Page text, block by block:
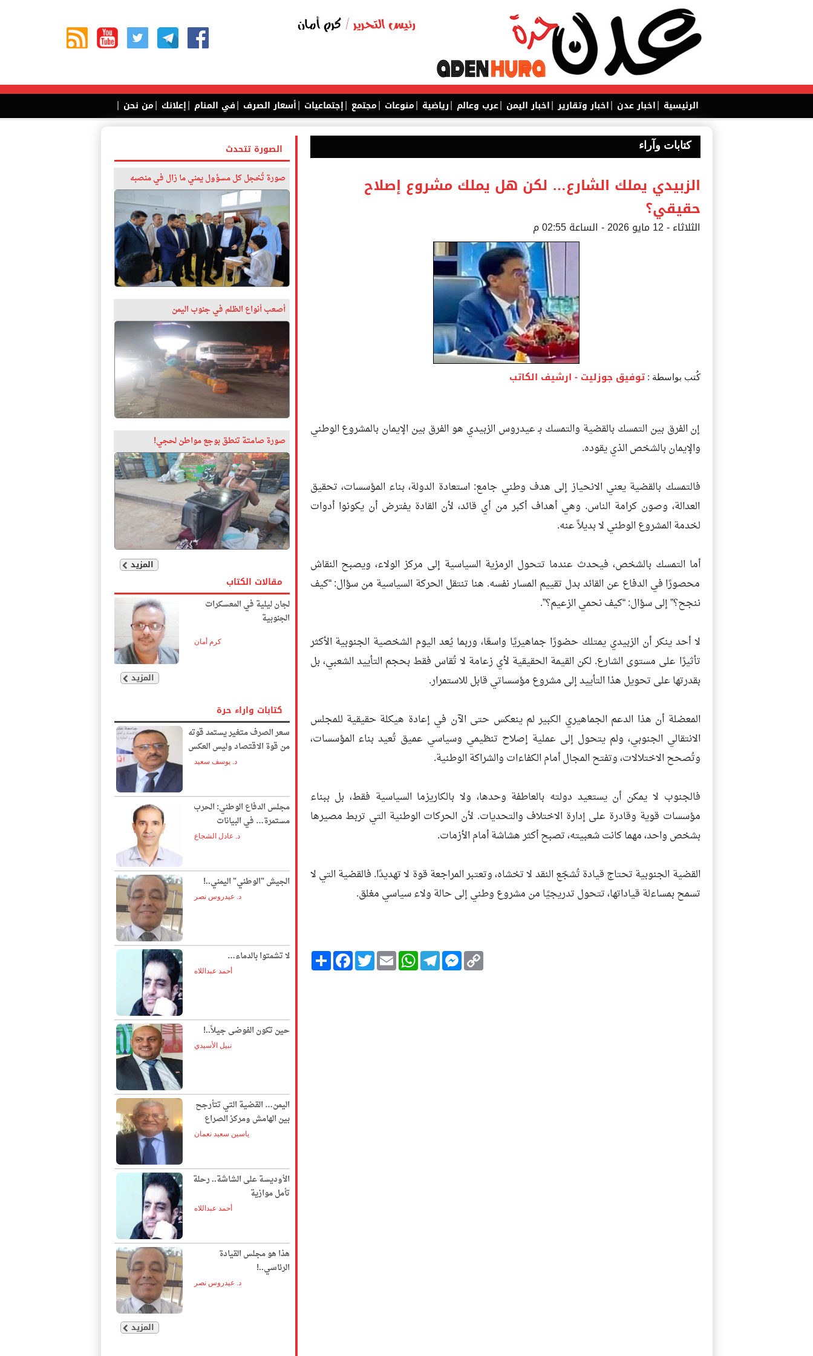
الرئيسية |اخبار عدن |اخبار وتقارير |اخبار اليمن |عرب وعالم |رياضية |منوعات |مجتمع |إجتماعيات |أسعار الصرف |في المنام |إعلانك |من نحن |
الصورة تتحدث
صورة تُخجل كل مسؤول يمني ما زال في منصبه
أصعب أنواع الظلم في جنوب اليمن
صورة صامتة تنطق بوجع مواطن لحجي!
المزيد
مقالات الكتاب
لجان ليلية في المعسكرات
الجنوبية
كرم أمان
المزيد
كتابات واراء حرة
سعر الصرف متغير يستمد قوته
من قوة الاقتصاد وليس العكس
د. يوسف سعيد
مجلس الدفاع الوطني: الحرب
مستمرة… في البيانات
د. عادل الشجاع
الجيش "الوطني" اليمني..!
د. عيدروس نصر
لا تشمتوا بالدماء…
أحمد عبداللاه
حين تكون الفوضى جيلاً..!
نبيل الأسيدي
اليمن… القضية التي تتأرجح
بين الهامش ومركز الصراع
ياسين سعيد نعمان
الأوديسة على الشاشة.. رحلة
تأمل موازية
أحمد عبداللاه
هذا هو مجلس القيادة
الرئاسي..!
د. عيدروس نصر
المزيد
كتابات وآراء
الزبيدي يملك الشارع… لكن هل يملك مشروع إصلاح
حقيقي؟
الثلاثاء - 12 مايو 2026 - الساعة 02:55 م
كُتب بواسطة :توفيق جوزليت- ارشيف الكاتب
إن الفرق بين التمسك بالقضية والتمسك بـ عيدروس الزبيدي هو الفرق بين الإيمان بالمشروع الوطني
والإيمان بالشخص الذي يقوده.
فالتمسك بالقضية يعني الانحياز إلى هدف وطني جامع: استعادة الدولة، بناء المؤسسات، تحقيق
العدالة، وصون كرامة الناس. وهي أهداف أكبر من أي قائد، لأن القادة يفترض أن يكونوا أدوات
لخدمة المشروع الوطني لا بديلاً عنه.
أما التمسك بالشخص، فيحدث عندما تتحول الرمزية السياسية إلى مركز الولاء، ويصبح النقاش
محصورًا في الدفاع عن القائد بدل تقييم المسار نفسه. هنا تنتقل الحركة السياسية من سؤال: “كيف
ننجح؟” إلى سؤال: “كيف نحمي الزعيم؟”.
لا أحد ينكر أن الزبيدي يمتلك حضورًا جماهيريًا واسعًا، وربما يُعد اليوم الشخصية الجنوبية الأكثر
تأثيرًا على مستوى الشارع. لكن القيمة الحقيقية لأي زعامة لا تُقاس فقط بحجم التأييد الشعبي، بل
بقدرتها على تحويل هذا التأييد إلى مشروع مؤسساتي قابل للاستمرار.
المعضلة أن هذا الدعم الجماهيري الكبير لم ينعكس حتى الآن في إعادة هيكلة حقيقية للمجلس
الانتقالي الجنوبي، ولم يتحول إلى عملية إصلاح تنظيمي وسياسي عميق تُعيد بناء المؤسسات،
وتُصحح الاختلالات، وتفتح المجال أمام الكفاءات والشراكة الوطنية.
فالجنوب لا يمكن أن يستعيد دولته بالعاطفة وحدها، ولا بالكاريزما السياسية فقط، بل ببناء
مؤسسات قوية وقادرة على إدارة الاختلاف والتحديات. لأن الحركات الوطنية التي تربط مصيرها
بشخص واحد، مهما كانت شعبيته، تصبح أكثر هشاشة أمام الأزمات.
القضية الجنوبية تحتاج قيادة تُشجّع النقد لا تخشاه، وتعتبر المراجعة قوة لا تهديدًا. فالقضية التي لا
تسمح بمساءلة قياداتها، تتحول تدريجيًا من مشروع وطني إلى حالة ولاء سياسي مغلق.
انشر
FacebookTwitterEmail
WhatsAppTelegram
MessengerCopy
Link